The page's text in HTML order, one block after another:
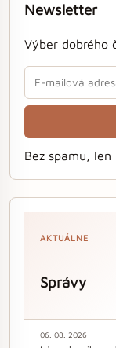
Newsletter
Výber dobrého
Bez spamu,
AKTUÁLNE
Správy
06. 08. 2026